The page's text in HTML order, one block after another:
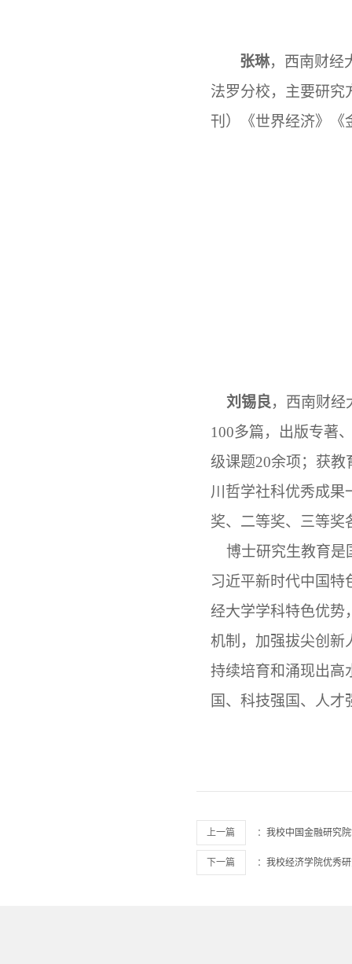
张琳，西南财经
法罗分校，主要研究
刊）《世界经济》《
刘锡良， 西南财经
100多篇，出版专著
级课题20余项；获教
川哲学社科优秀成果
奖、二等奖、三等奖
博士研究生教育是
习近平新时代中国特
经大学学科特色优势
机制，加强拔尖创新
持续培育和涌现出高
国、科技强国、人
上一篇 ： 我校中国金融研究
下一篇 ： 我校经济学院优秀